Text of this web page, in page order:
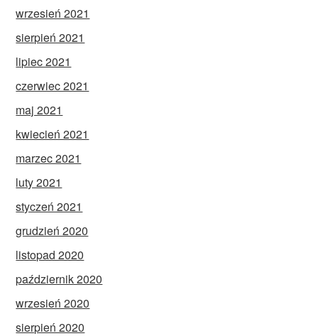
wrzesień 2021
sierpień 2021
lipiec 2021
czerwiec 2021
maj 2021
kwiecień 2021
marzec 2021
luty 2021
styczeń 2021
grudzień 2020
listopad 2020
październik 2020
wrzesień 2020
sierpień 2020